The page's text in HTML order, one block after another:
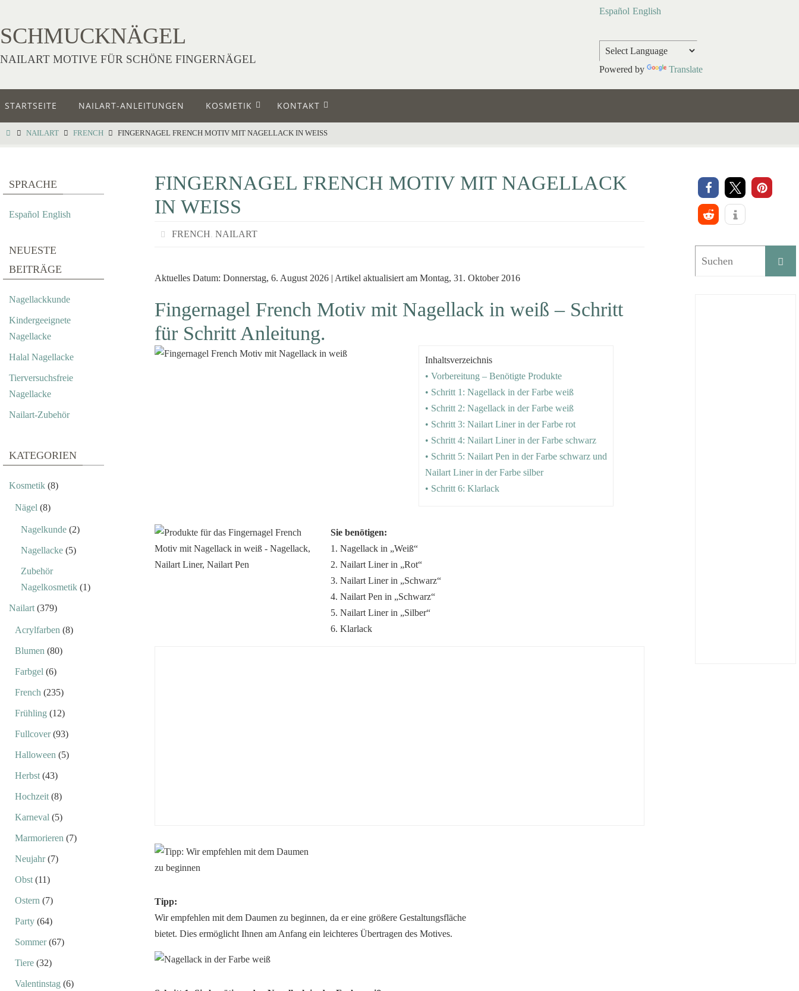
SCHMUCKNÄGEL
NAILART MOTIVE FÜR SCHÖNE FINGERNÄGEL
Español English
Powered by Translate
STARTSEITE NAILART-ANLEITUNGEN KOSMETIK KONTAKT
NAILART FRENCH FINGERNAGEL FRENCH MOTIV MIT NAGELLACK IN WEISS
FINGERNAGEL FRENCH MOTIV MIT NAGELLACK
IN WEISS
FRENCH, NAILART
Aktuelles Datum: Donnerstag, 6. August 2026 | Artikel aktualisiert am Montag, 31. Oktober 2016
Fingernagel French Motiv mit Nagellack in weiß – Schritt
für Schritt Anleitung.
Inhaltsverzeichnis
• Vorbereitung – Benötigte Produkte
• Schritt 1: Nagellack in der Farbe weiß
• Schritt 2: Nagellack in der Farbe weiß
• Schritt 3: Nailart Liner in der Farbe rot
• Schritt 4: Nailart Liner in der Farbe schwarz
• Schritt 5: Nailart Pen in der Farbe schwarz und
Nailart Liner in der Farbe silber
• Schritt 6: Klarlack
Sie benötigen:
1. Nagellack in „Weiß“
2. Nailart Liner in „Rot“
3. Nailart Liner in „Schwarz“
4. Nailart Pen in „Schwarz“
5. Nailart Liner in „Silber“
6. Klarlack
Tipp:
Wir empfehlen mit dem Daumen zu beginnen, da er eine größere Gestaltungsfläche
bietet. Dies ermöglicht Ihnen am Anfang ein leichteres Übertragen des Motives.
SPRACHE
Español English
NEUESTE
BEITRÄGE
Nagellackkunde
Kindergeeignete
Nagellacke
Halal Nagellacke
Tierversuchsfreie
Nagellacke
Nailart-Zubehör
KATEGORIEN
Kosmetik (8)
Nägel (8)
Nagelkunde (2)
Nagellacke (5)
Zubehör
Nagelkosmetik (1)
Nailart (379)
Acrylfarben (8)
Blumen (80)
Farbgel (6)
French (235)
Frühling (12)
Fullcover(93)
Halloween (5)
Herbst (43)
Hochzeit (8)
Karneval (5)
Marmorieren (7)
Neujahr(7)
Obst (11)
Ostern (7)
Party (64)
Sommer(67)
Tiere (32)
Valentinstag (6)